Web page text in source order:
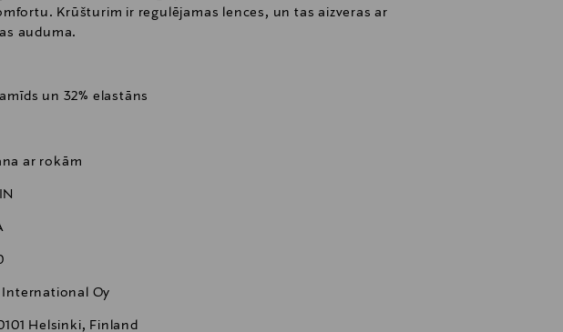
Krūšturim ir regulējamas lences, un tas aizveras ar
auduma.
un 32% elastāns
ar rokām
International Oy
Helsinki, Finland